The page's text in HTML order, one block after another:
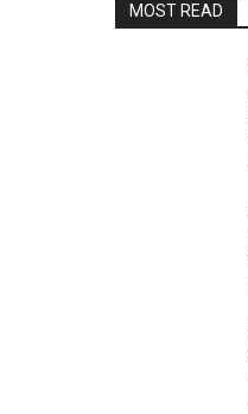
MOST READ